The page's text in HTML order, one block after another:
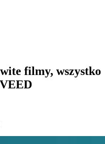
filmy, wszystko